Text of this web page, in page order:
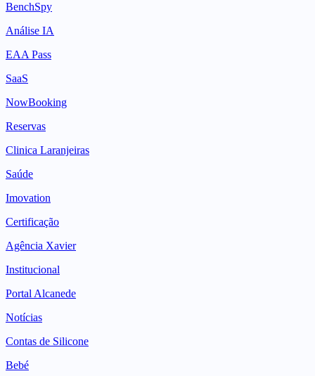
BenchSpy
Análise IA
EAA Pass
SaaS
NowBooking
Reservas
Clinica Laranjeiras
Saúde
Imovation
Certificação
Agência Xavier
Institucional
Portal Alcanede
Notícias
Contas de Silicone
Bebé